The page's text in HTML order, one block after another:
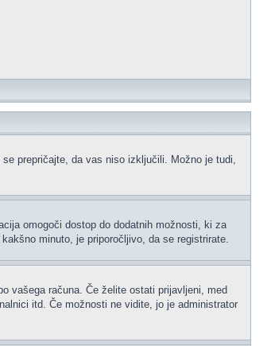
prepričajte, da vas niso izključili. Možno je tudi,
omogoči dostop do dodatnih možnosti, ki za
minuto, je priporočljivo, da se registrirate.
vašega računa. Če želite ostati prijavljeni, med
itd. Če možnosti ne vidite, jo je administrator